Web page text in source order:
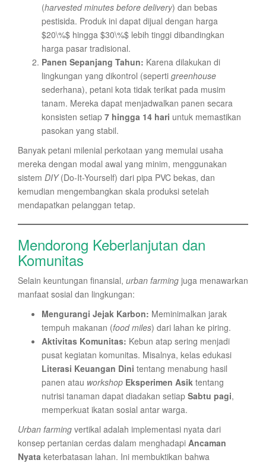
(harvested minutes before delivery) dan bebas
pestisida. Produk ini dapat dijual dengan harga
$20\%$ hingga $30\%$ lebih tinggi dibandingkan
harga pasar tradisional.
Panen Sepanjang Tahun: Karena dilakukan di
lingkungan yang dikontrol (seperti greenhouse
sederhana), petani kota tidak terikat pada musim
tanam. Mereka dapat menjadwalkan panen secara
konsisten setiap 7 hingga 14 hari untuk memastikan
pasokan yang stabil.
Banyak petani milenial perkotaan yang memulai usaha
mereka dengan modal awal yang minim, menggunakan
sistem DIY(Do-It-Yourself) dari pipa PVC bekas, dan
kemudian mengembangkan skala produksi setelah
mendapatkan pelanggan tetap.
Mendorong Keberlanjutan dan
Komunitas
Selain keuntungan finansial, urban farming juga menawarkan
manfaat sosial dan lingkungan:
Mengurangi Jejak Karbon: Meminimalkan jarak
tempuh makanan (food miles) dari lahan ke piring.
Aktivitas Komunitas: Kebun atap sering menjadi
pusat kegiatan komunitas. Misalnya, kelas edukasi
Literasi Keuangan Dini tentang menabung hasil
panen atau workshop Eksperimen Asik tentang
nutrisi tanaman dapat diadakan setiap Sabtu pagi,
memperkuat ikatan sosial antar warga.
Urban farming vertikal adalah implementasi nyata dari
konsep pertanian cerdas dalam menghadapi Ancaman
Nyata keterbatasan lahan. Ini membuktikan bahwa